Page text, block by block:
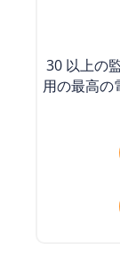
30 以上の
用の最高の